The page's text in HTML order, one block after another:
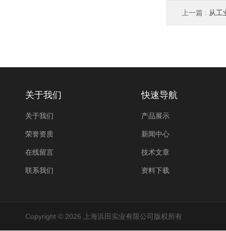
上一篇 : 从工
关于我们
关于我们
荣誉资质
在线留言
联系我们
快速导航
产品展示
新闻中心
技术文章
资料下载
Copyright © 2026 上海浜田实业有限公司版权所有